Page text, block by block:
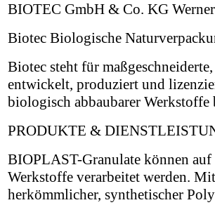
BIOTEC GmbH & Co. KG
Biotec Biologische
Biotec steht für
entwickelt, produziert und
biologisch abbaubarer Werkstoffe
PRODUKTE &
BIOPLAST-Granulate können
Werkstoffe verarbeitet werden.
herkömmlicher, synthetischer